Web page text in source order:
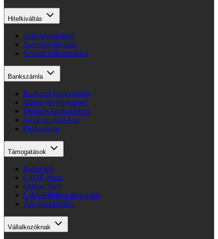
Hitelkiváltás
Adósságrendező
Személyi kiváltás
Szabad felhasználású
Bankszámla
Kedvező bankszámla
Magas jövedelemhez
Digitális bankoláshoz
Gyakori utaláshoz
Diákszámla
Támogatások
Babaváró
CSOK Plusz
Otthon Start
Lakásfelújítási támogatás
Áfa visszatérítés
Vállalkozóknak